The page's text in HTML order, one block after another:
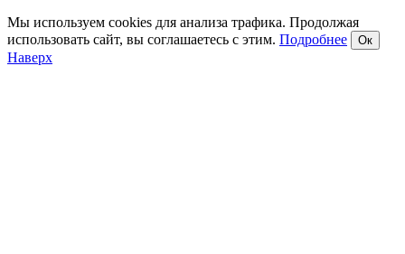
Мы используем cookies для анализа трафика. Продолжая
использовать сайт, вы соглашаетесь с этим. Подробнее Ок
Наверх